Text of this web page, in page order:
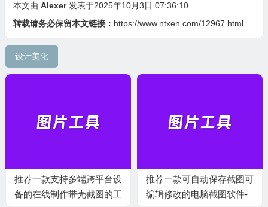
本文由 Alexer 发表于2025年10月3日 07:36:10
转载请务必保留本文链接： https://www.ntxen.com/12967.html
设计美化
推荐一款支持多端跨平台设
备的在线制作带壳截图的工
推荐一款可自动保存截图可
编辑修改的电脑截图软件-